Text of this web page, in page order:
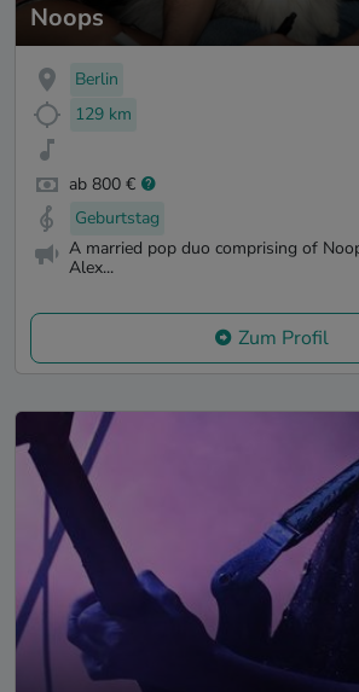
Noops
Berlin
129 km
ab 800 €
Geburtstag
A married pop duo comprising of
Alex...
Zum Profil